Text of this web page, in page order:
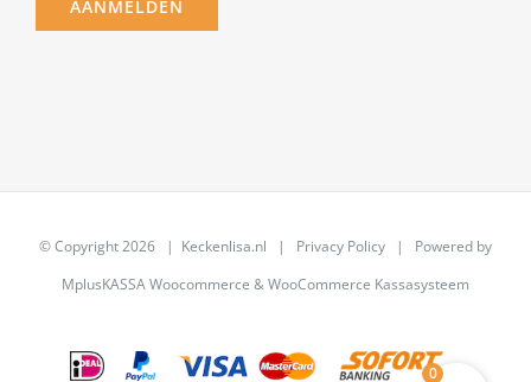
© Copyright2026 | Keckenlisa.nl | Privacy Policy | Powered by
MplusKASSA Woocommerce &WooCommerce Kassasysteem
0